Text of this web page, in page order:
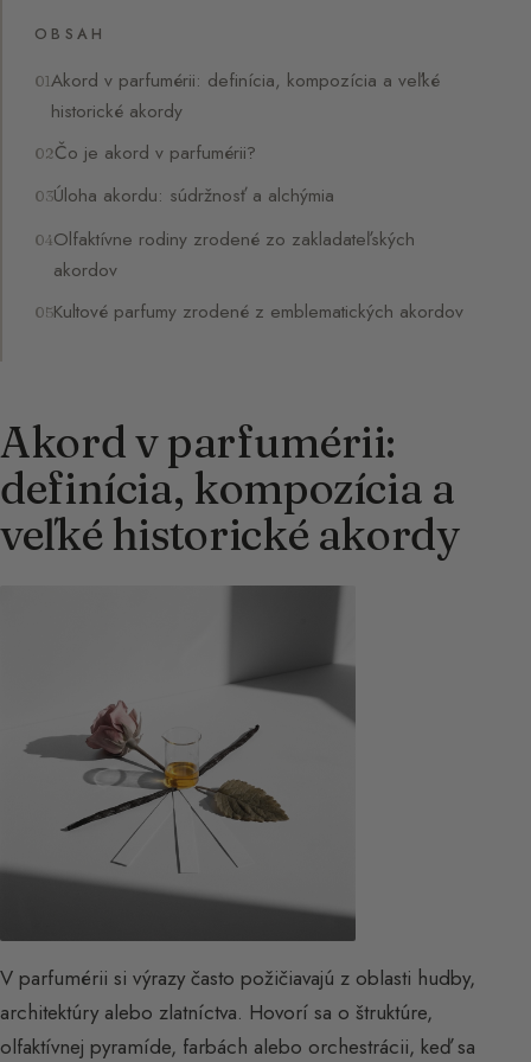
OBSAH
Akord v parfumérii: definícia, kompozícia a veľké
historické akordy
Čo je akord v parfumérii?
Úloha akordu: súdržnosť a alchýmia
Olfaktívne rodiny zrodené zo zakladateľských
akordov
Kultové parfumy zrodené z emblematických akordov
Akord v parfumérii:
definícia, kompozícia a
veľké historické akordy
V parfumérii si výrazy často požičiavajú z oblasti hudby,
architektúry alebo zlatníctva. Hovorí sa o štruktúre,
olfaktívnej pyramíde, farbách alebo orchestrácii, keď sa